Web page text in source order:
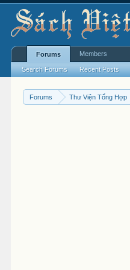
Forums Thư Viện Tổng Hợp
Forums
Search Forums Recent Posts
Members